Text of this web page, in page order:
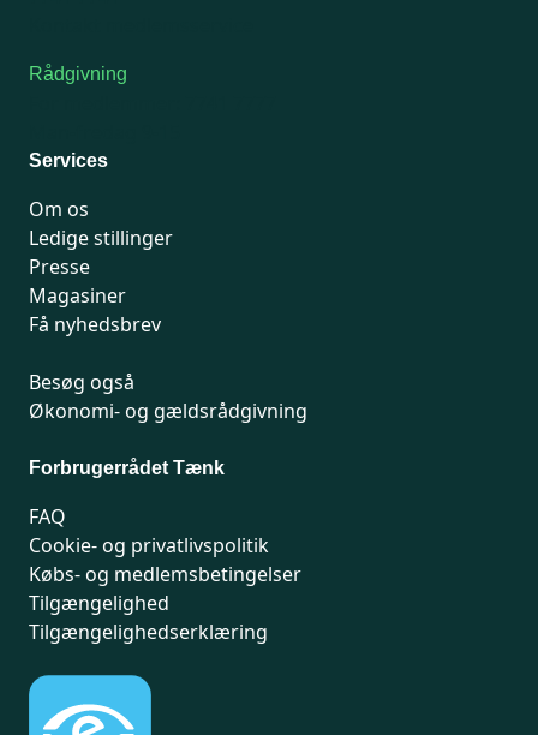
Rådgivning
Services
Om os
Ledige stillinger
Presse
Magasiner
Få nyhedsbrev
Besøg også
Økonomi- og gældsrådgivning
Forbrugerrådet Tænk
FAQ
Cookie- og privatlivspolitik
Købs- og medlemsbetingelser
Tilgængelighed
Tilgængelighedserklæring